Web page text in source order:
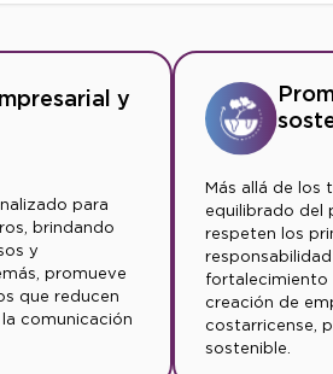
y
para
brindando
y
promueve
que reducen
comunicación
Más allá de los
equilibrado del
respeten los
fortalecimiento
creación de
costarricense,
sostenible.